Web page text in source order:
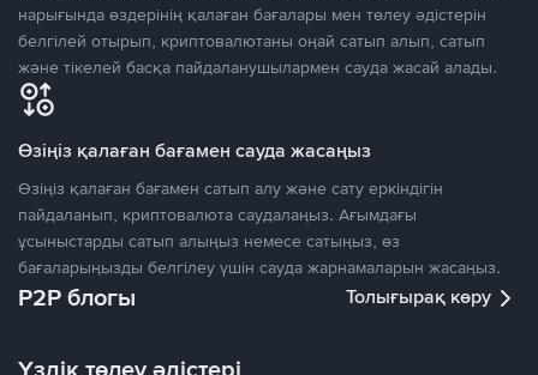
нарығында өздерінің қалаған бағалары мен төлеу әдістерін
белгілей отырып, криптовалютаны оңай сатып алып, сатып
және тікелей басқа пайдаланушылармен сауда жасай алады.
Өзіңіз қалаған бағамен сауда жасаңыз
Өзіңіз қалаған бағамен сатып алу және сату еркіндігін
пайдаланып, криптовалюта саудалаңыз. Ағымдағы
ұсыныстарды сатып алыңыз немесе сатыңыз, өз
бағаларыңызды белгілеу үшін сауда жарнамаларын жасаңыз.
P2P блогы Толығырақ көру